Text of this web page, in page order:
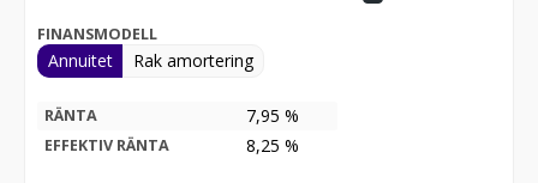
Vitt chassi
Automatiskl AC i förarhytten
Dubbla airbags
Elstyrd parkeringbroms
Fix and go
Svängbara förarhyttsäten, justerbara i höjdled med
FINANSMODELL
Annuitet Rak amortering
RÄNTA 7,95 %
EFFEKTIV RÄNTA 8,25 %